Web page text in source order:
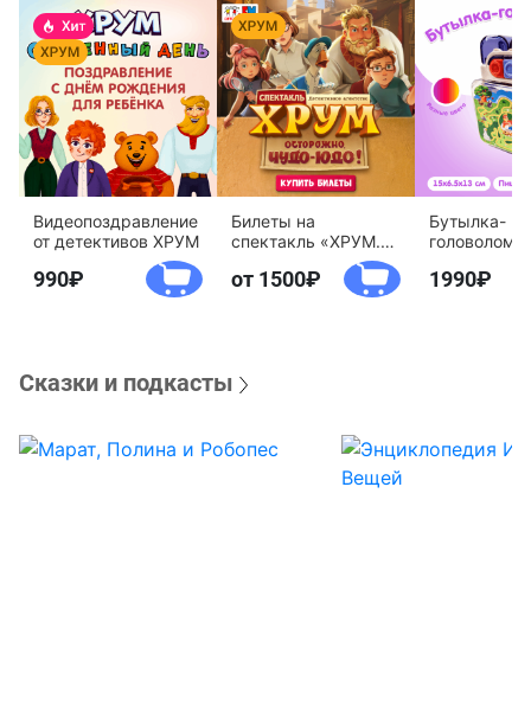
Видеопоздравление
от детективов ХРУМ
990
Билеты на
спектакль «ХРУМ.
Осторожно, Чудо-
Юдо!»
от 1500
Бутылка-
агентство
1990
Сказки и подкасты